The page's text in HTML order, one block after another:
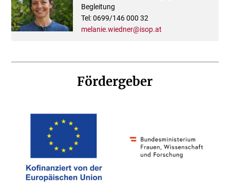
Tel: 0699/146 000 32
melanie.wiedner@isop.at
Begleitung
Fördergeber